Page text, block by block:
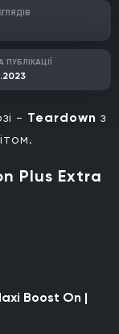
ПУБЛІКАЦІЇ
- Teardown з
Plus Extra
Boost On |